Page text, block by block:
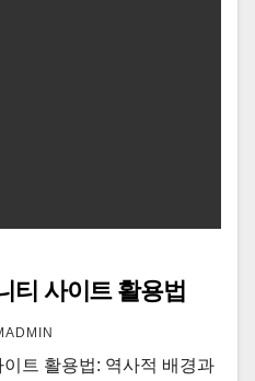
티 사이트 활용법
트 활용법: 역사적 배경과